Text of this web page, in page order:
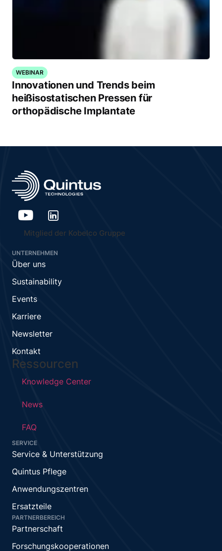
WEBINAR
Innovationen und Trends beim
heißisostatischen Pressen für
orthopädische Implantate
Mitglied der Kobelco Gruppe
UNTERNEHMEN
Über uns
Sustainability
Events
Karriere
Newsletter
Kontakt
Ressourcen
Knowledge Center
News
FAQ
SERVICE
Service & Unterstützung
Quintus Pflege
Anwendungszentren
Ersatzteile
PARTNERBEREICH
Partnerschaft
Forschungskooperationen